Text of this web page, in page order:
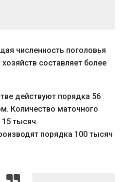
численность поголовья
составляет более
действуют порядка 56
Количество маточного
тысяч.
порядка 100 тысяч